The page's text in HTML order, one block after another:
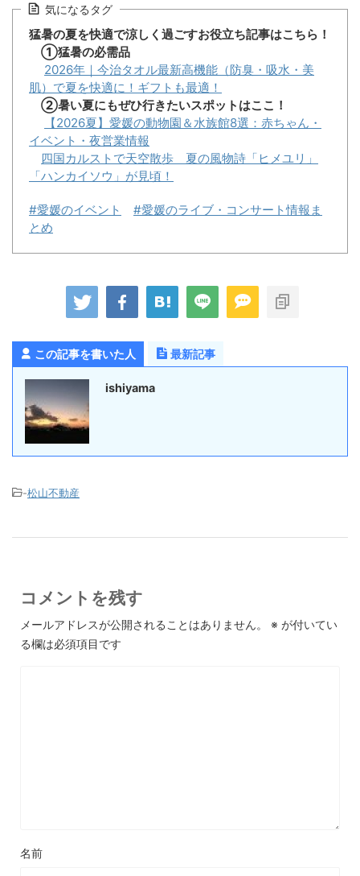
気になるタグ
猛暑の夏を快適で涼しく過ごすお役立ち記事はこちら！
①猛暑の必需品
2026年｜今治タオル最新高機能（防臭・吸水・美
肌）で夏を快適に！ギフトも最適！
②暑い夏にもぜひ行きたいスポットはここ！
【2026夏】愛媛の動物園＆水族館8選：赤ちゃん・
イベント・夜営業情報
四国カルストで天空散歩 夏の風物詩「ヒメユリ」
「ハンカイソウ」が見頃！
#愛媛のイベント
#愛媛のライブ・コンサート情報ま
とめ
この記事を書いた人 最新記事
ishiyama
-松山不動産
コメントを残す
メールアドレスが公開されることはありません。 ※ が付いてい
る欄は必須項目です
名前